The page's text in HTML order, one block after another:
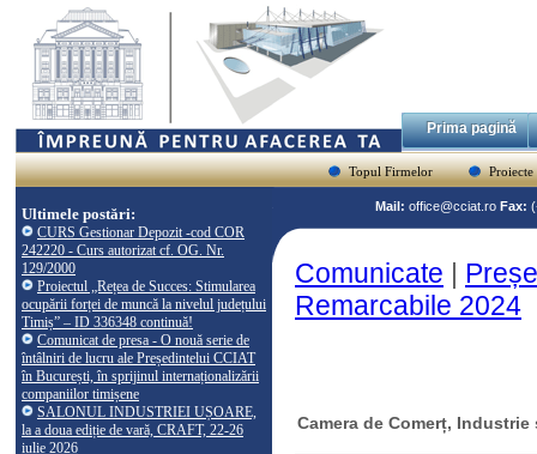
Prima pagină
Topul Firmelor Proiecte
Ultimele postări:
CURS Gestionar Depozit -cod COR
242220 - Curs autorizat cf. OG. Nr.
129/2000
Proiectul „Rețea de Succes: Stimularea
ocupării forței de muncă la nivelul județului
Timiș” – ID 336348 continuă!
Comunicat de presa - O nouă serie de
întâlniri de lucru ale Președintelui CCIAT
în București, în sprijinul internaționalizării
companiilor timișene
SALONUL INDUSTRIEI UȘOARE,
la a doua ediție de vară, CRAFT, 22-26
iulie 2026
Mail: office@cciat.ro Fax:
Comunicate |
Remarcabile 2024
Camera de Comerț,